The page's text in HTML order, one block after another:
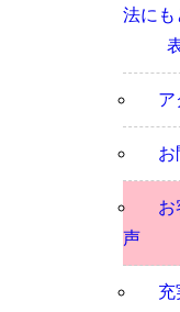
法にも
表
ア
お
お
声
充